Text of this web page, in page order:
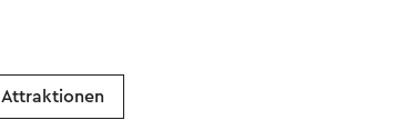
Attraktionen